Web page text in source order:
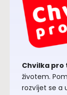
Chvilka pro
životem.
rozvíjet se a